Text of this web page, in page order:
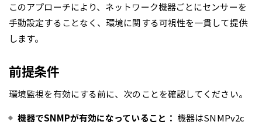
このアプローチにより、ネットワーク機器ごとにセンサーを
手動設定することなく、環境に関する可視性を一貫して提供
します。
前提条件
環境監視を有効にする前に、次のことを確認してください。
機器でSNMPが有効になっていること： 機器はSNMPv2c